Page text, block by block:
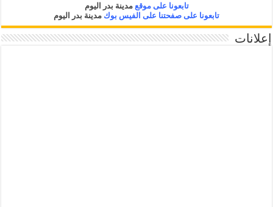
تابعونا على موقعمدينة بدر اليوم
تابعونا على صفحتنا على الفيس بوك مدينة بدر اليوم
إعلانات